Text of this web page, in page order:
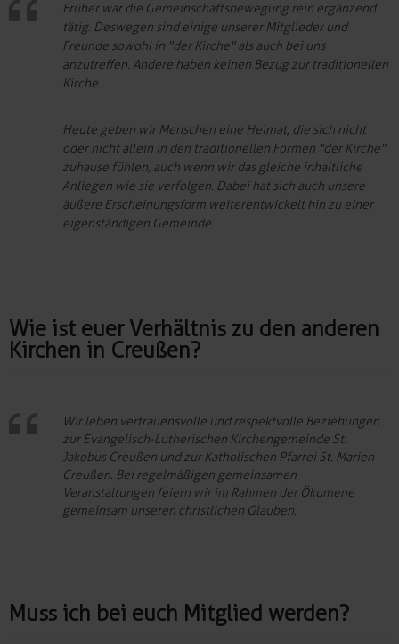
Früher war die Gemeinschaftsbewegung rein ergänzend
tätig. Deswegen sind einige unserer Mitglieder und
Freunde sowohl in "der Kirche" als auch bei uns
anzutreffen. Andere haben keinen Bezug zur traditionellen
Kirche.
Heute geben wir Menschen eine Heimat, die sich nicht
oder nicht allein in den traditionellen Formen "der Kirche"
zuhause fühlen, auch wenn wir das gleiche inhaltliche
Anliegen wie sie verfolgen. Dabei hat sich auch unsere
äußere Erscheinungsform weiterentwickelt hin zu einer
eigenständigen Gemeinde.
Wie ist euer Verhältnis zu den anderen
Kirchen in Creußen?
Wir leben vertrauensvolle und respektvolle Beziehungen
zur Evangelisch-Lutherischen Kirchengemeinde St.
Jakobus Creußen und zur Katholischen Pfarrei St. Marien
Creußen. Bei regelmäßigen gemeinsamen
Veranstaltungen feiern wir im Rahmen der Ökumene
gemeinsam unseren christlichen Glauben.
Muss ich bei euch Mitglied werden?